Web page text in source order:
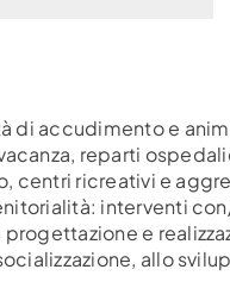
di accudimento e
reparti
centri ricreativi e
interventi
e
allo